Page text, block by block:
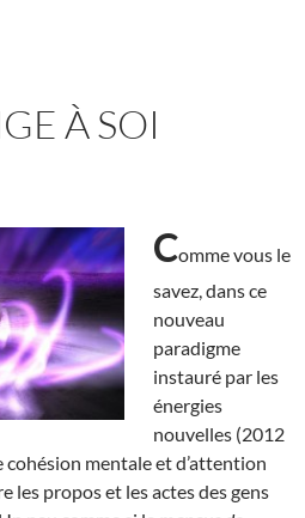
À SOI
Comme vous le
savez, dans ce
nouveau
paradigme
instauré par les
énergies
nouvelles (2012
mentale et d’attention
les propos et les actes des gens